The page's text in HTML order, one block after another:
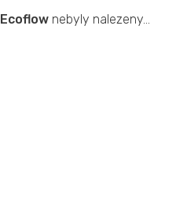
Ecoflow nebyly nalezeny...